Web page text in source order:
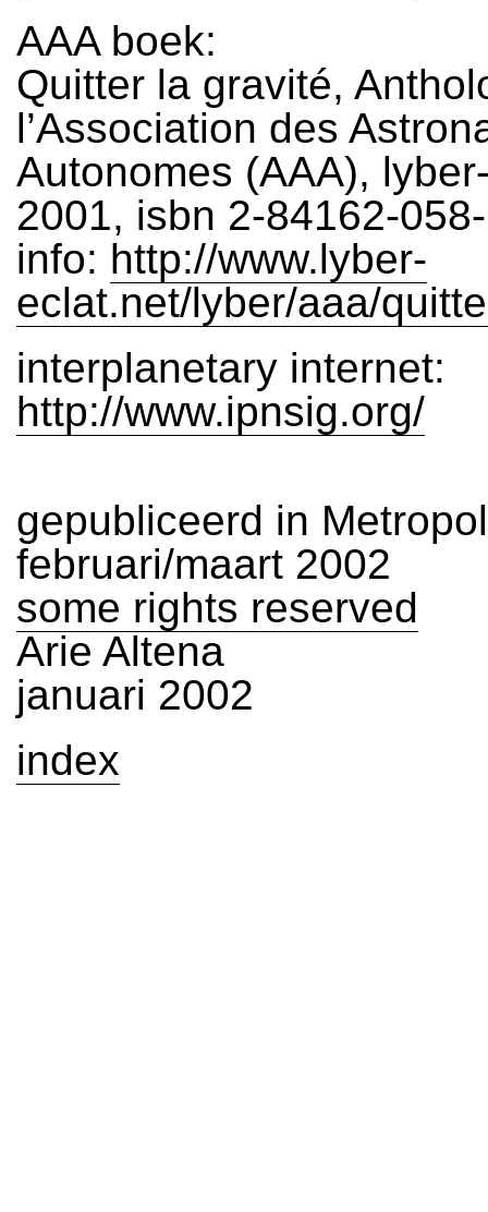
AAA boek:
Quitter la gravité,
l’Association des
Autonomes (AAA),
2001, isbn 2-84162-
info: http://www.lyber-
eclat.net/lyber/aaa/
interplanetary internet:
http://www.ipnsig.org/
gepubliceerd in
februari/maart 2002
some rights reserved
Arie Altena
januari 2002
index